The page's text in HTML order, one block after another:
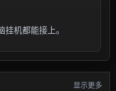
机都能接上。
显示更多